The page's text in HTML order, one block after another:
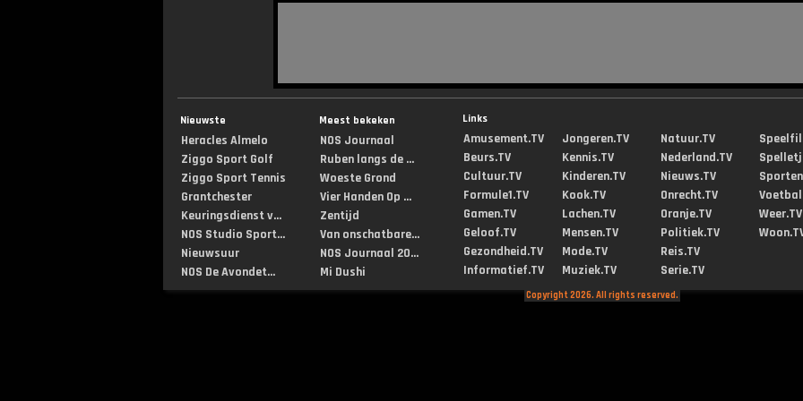
Nieuwste
Heracles Almelo
Ziggo Sport Golf
Ziggo Sport Tennis
Grantchester
Keuringsdienst v...
NOS Studio Sport...
Nieuwsuur
NOS De Avondet...
Meest bekeken
NOS Journaal
Ruben langs de ...
Woeste Grond
Vier Handen Op ...
Zentijd
Van onschatbare...
NOS Journaal 20...
Mi Dushi
Links
Amusement.TV
Beurs.TV
Cultuur.TV
Formule1.TV
Gamen.TV
Geloof.TV
Gezondheid.TV
Informatief.TV
Jongeren.TV
Kennis.TV
Kinderen.TV
Kook.TV
Lachen.TV
Mensen.TV
Mode.TV
Muziek.TV
Natuur.TV
Nederland.TV
Nieuws.TV
Onrecht.TV
Oranje.TV
Politiek.TV
Reis.TV
Serie.TV
Weer.TV
Copyright 2026. All rights reserved.